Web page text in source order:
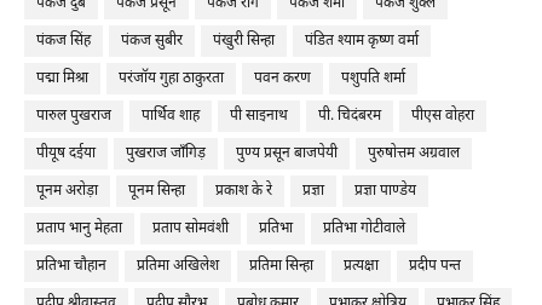
पंकज सिंह
पंकज सुबीर पंखुरी सिन्हा
पंडित श्याम कृष्ण वर्मा
पद्मा मिश्रा
परंजॉय गुहा ठाकुरता पवन करण
पशुपति शर्मा
पारुल पुखराज
पार्थिव शाह पी साइनाथ पी. चिदंबरम
पीएस वोहरा
पीयूष दईया
पुखराज जाँगिड़ पुण्य प्रसून बाजपेयी
पुरुषोत्तम अग्रवाल
पूनम अरोड़ा
पूनम सिन्हा प्रकाश के रे प्रज्ञा
प्रज्ञा पाण्डेय
प्रताप भानु मेहता
प्रताप सोमवंशी प्रतिभा
प्रतिभा गोटीवाले
प्रतिभा चौहान
प्रतिमा अखिलेश प्रतिमा सिन्हा प्रत्यक्षा
प्रदीप पन्त